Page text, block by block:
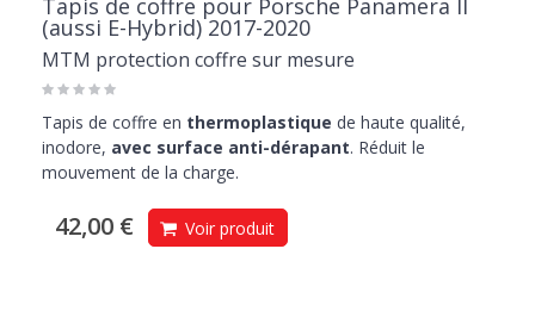
(aussi E-Hybrid) 2017-2020
MTM protection coffre sur mesure
Tapis de coffre en thermoplastique de haute qualité,
inodore, avec surface anti-dérapant. Réduit le
mouvement de la charge.
42,00 € Voir produit